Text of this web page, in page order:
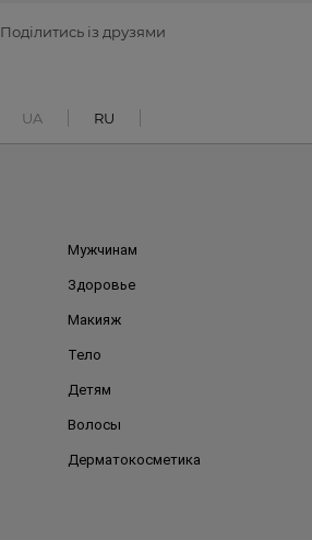
Поділитись із друзями
UA RU
Мужчинам
Здоровье
Макияж
Тело
Детям
Волосы
Дерматокосметика